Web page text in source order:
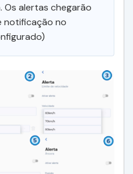
Os alertas chegarão
notificação no